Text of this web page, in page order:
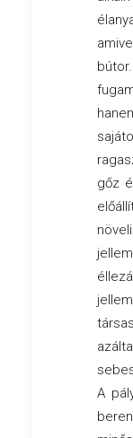
gőz
A